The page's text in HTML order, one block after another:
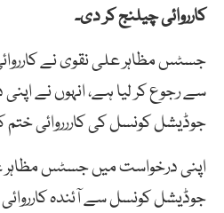
کارروائی چیلنج کر دی۔
جسٹس مظاہر علی نقوی نے
سے رجوع کر لیا ہے، انہوں نے
جوڈیشل کونسل کی کاررروائی
اپنی درخواست میں جسٹس مظاہر
جوڈیشل کونسل سے آئندہ